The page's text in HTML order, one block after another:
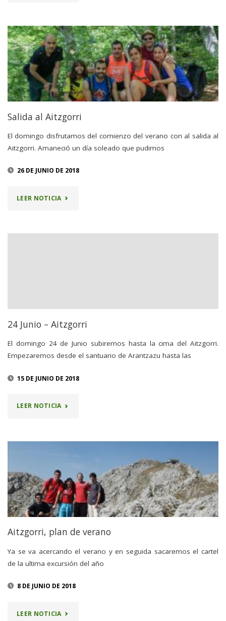
–
AIZKORRI
1523
M"
Salida al Aitzgorri
El domingo disfrutamos del comienzo del verano con al salida al
Aitzgorri. Amaneció un día soleado que pudimos
26 DE JUNIO DE 2018
LEER NOTICIA"SALIDA
24 Junio – Aitzgorri
El domingo 24 de Junio subiremos hasta la cima del Aitzgorri.
Empezaremos desde el santuario de Arantzazu hasta las
15 DE JUNIO DE 2018
LEER NOTICIA"24
Aitzgorri, plan de verano
Ya se va acercando el verano y en seguida sacaremos el cartel
de la ultima excursión del año
8 DE JUNIO DE 2018
LEER NOTICIA"AITZGORRI,